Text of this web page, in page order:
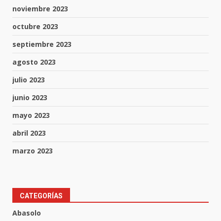
noviembre 2023
octubre 2023
septiembre 2023
agosto 2023
julio 2023
junio 2023
mayo 2023
abril 2023
marzo 2023
CATEGORÍAS
Abasolo